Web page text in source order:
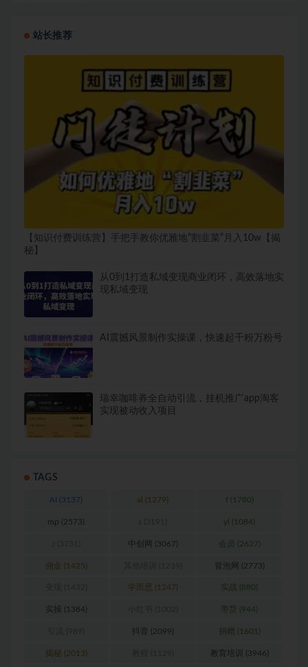
站长推荐
【知识付费训练营】手把手教你优雅地“割韭菜”月入10w【揭
秘】
从0到1打造私域变现商业闭环，高效落地实
现私域变现
AI震撼风景制作实操课，快速起千粉万粉号
瑞幸咖啡券全自动引流，挂机推广app淘客
实现被动收入项目
TAGS
AI (3137) al (1279) f(1780)
mp (2573) yl (1084)
中创网 (3067) 会员 (2627)
佣金 (1425) 冒泡网 (2773)
学而思 (1247) 实战 (880)
实操 (1384) 带货 (944)
抖音 (2099) (1601)
揭秘(2013) 教育培训 (3946)